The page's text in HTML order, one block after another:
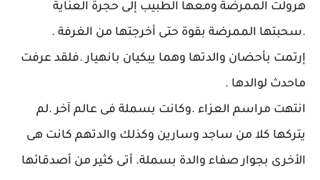
هرولت الممرضة ومعها الطبيب إلى حجرة العناية
.سحبتها الممرضة بقوة حتى أخرجتها من الغرفة .
إرتمت بأحضان والدتها وهما يبكيان بانهيار .فلقد عرفت
ماحدث لوالدها .
انتهت مراسم العزاء .وكانت بسملة فى عالم آخر .لم
يتركها كلا من ساجد وسارين وكذلك والدتهم كانت هى
الأخرى بجوار صفاء والدة بسملة. أتى كثير من أصدقائها